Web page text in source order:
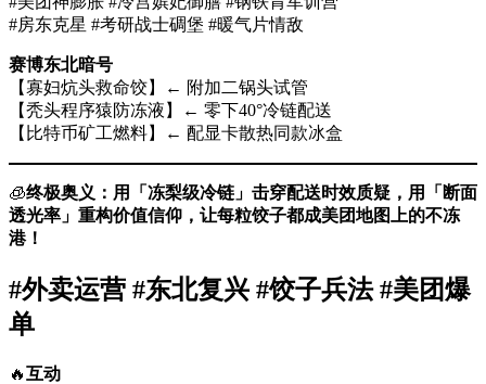
#房东克星 #考研战士碉堡 #暖气片情敌
赛博东北暗号
【寡妇炕头救命饺】← 附加二锅头试管
【秃头程序猿防冻液】← 零下40°冷链配送
【比特币矿工燃料】← 配显卡散热同款冰盒
🧊终极奥义：用「冻梨级冷链」击穿配送时效质疑，用「断面
透光率」重构价值信仰，让每粒饺子都成美团地图上的不冻
港！​
#外卖运营 #东北复兴 #饺子兵法 #美团爆
单
🔥互动